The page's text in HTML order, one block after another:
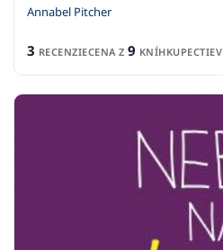
Annabel Pitcher
3 RECENZIECENA Z 9 KNÍHKUPECTIEV